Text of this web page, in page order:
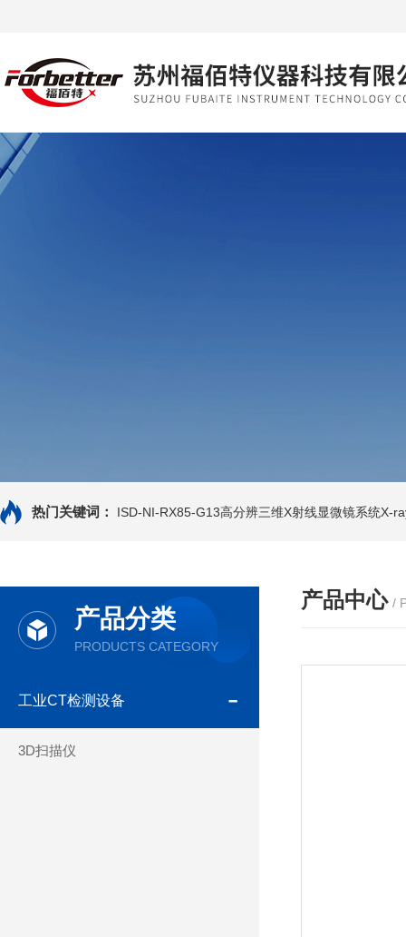
热门关键词： ISD-NI-RX85-G13高分辨三维X射线显微镜系统X-
产品分类
PRODUCTS CATEGORY
工业CT检测设备
3D扫描仪
产品中心 /